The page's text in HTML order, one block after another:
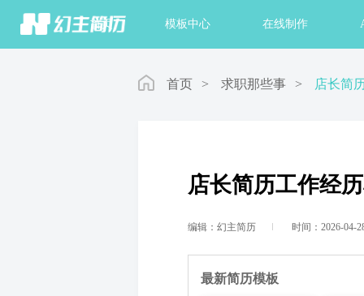
首页 模板中心 在线制作
首页 > 求职那些事 > 店长简
店长简历工作经
编辑：幻主简历 时间：2026-04-
最新简历模板